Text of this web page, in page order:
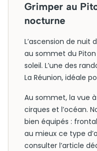
Grimper au
nocturne
L’ascension de nuit
au sommet du Piton
soleil. L’une des
La Réunion, idéale
Au sommet, la vue
cirques et l’océan.
bien équipés :
au mieux ce type
consulter l’article